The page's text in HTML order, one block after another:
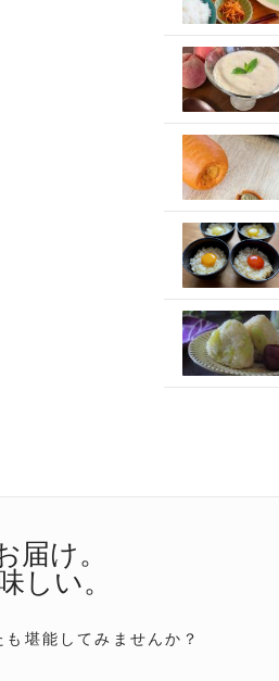
届け。
しい。
堪能してみませんか？